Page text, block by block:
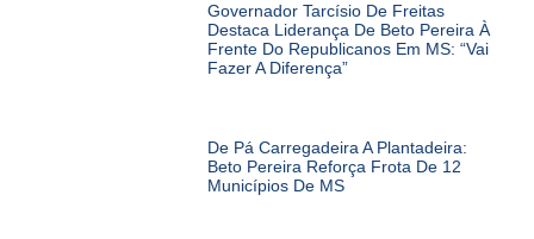
Governador Tarcísio De Freitas
Destaca Liderança De Beto Pereira À
Frente Do Republicanos Em MS: “Vai
Fazer A Diferença”
De Pá Carregadeira A Plantadeira:
Beto Pereira Reforça Frota De 12
Municípios De MS